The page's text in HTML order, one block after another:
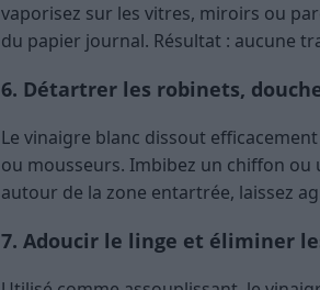
vaporisez sur les vitres, miroirs ou
du papier journal. Résultat : aucune
6. Détartrer les robinets,
Le vinaigre blanc dissout
ou mousseurs. Imbibez un chiffon ou
autour de la zone entartrée, laissez
7. Adoucir le linge et éliminer